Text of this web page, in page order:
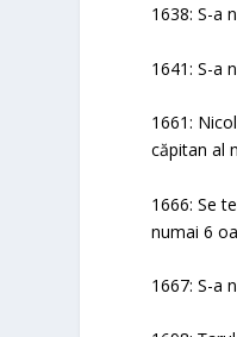
1638: S-a
1641: S-a
1661:
căpitan al
1666: Se
numai 6
1667: S-a